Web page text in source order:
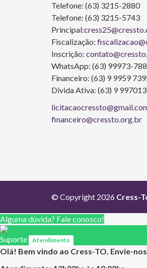
Telefone: (63) 3215-2880
Telefone: (63) 3215-5743
Principal:
Fiscalização:
Inscrição:
WhatsApp: (63) 99973-
Financeiro: (63) 9 9959
Divida Ativa: (63) 9
financeiro@cressto.org.br
© Copyright 2026 Cress-
Alguma dúvida? Fale conosco!
Suporte Atendimento
Olá! Bem vindo ao Cress-TO. Envie-